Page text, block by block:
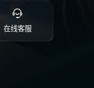
在线客服